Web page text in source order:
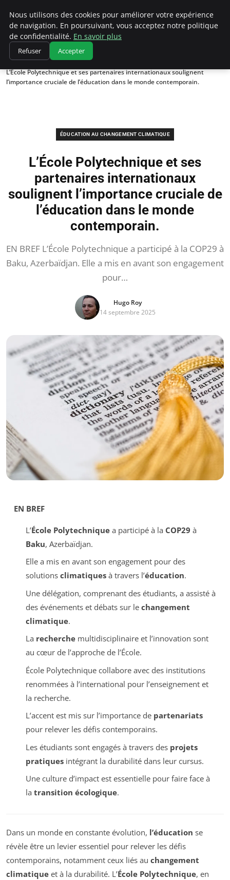
Climatedebtagents
Accueil
Éducation au changement climatique
L’École Polytechnique et ses partenaires internationaux soulignent
l’importance cruciale de l’éducation dans le monde contemporain.
ÉDUCATION AU CHANGEMENT CLIMATIQUE
L’École Polytechnique et ses
partenaires internationaux
soulignent l’importance cruciale de
l’éducation dans le monde
contemporain.
EN BREF L’École Polytechnique a participé à la COP29 à
Baku, Azerbaïdjan. Elle a mis en avant son engagement
pour…
Hugo Roy
14 septembre 2025
EN BREF
L’École Polytechniquea participé à la COP29 à
Baku, Azerbaïdjan.
Elle a mis en avant son engagement pour des
solutions climatiquesà travers l’éducation.
Une délégation, comprenant des étudiants, a assisté à
des événements et débats sur le changement
climatique.
La recherchemultidisciplinaire et l’innovation sont
au cœur de l’approche de l’École.
École Polytechnique collabore avec des institutions
renommées à l’international pour l’enseignement et
la recherche.
L’accent est mis sur l’importance de partenariats
pour relever les défis contemporains.
Les étudiants sont engagés à travers des projets
pratiquesintégrant la durabilité dans leur cursus.
Une culture d’impact est essentielle pour faire face à
la transition écologique.
Dans un monde en constante évolution, l’éducation se
révèle être un levier essentiel pour relever les défis
contemporains, notamment ceux liés au changement
climatique et à la durabilité. L’École Polytechnique, en
Nous utilisons des cookies pour améliorer votre expérience
de navigation. En poursuivant, vous acceptez notre politique
de confidentialité. En savoir plus
Refuser Accepter